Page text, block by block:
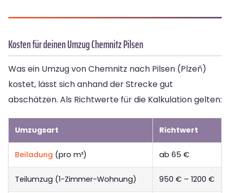
Kosten für deinen Umzug Chemnitz Pilsen
Was ein Umzug von Chemnitz nach Pilsen (Plzeň)
kostet, lässt sich anhand der Strecke gut
abschätzen. Als Richtwerte für die Kalkulation gelten:
Umzugsart Richtwert
Beiladung (pro m³) ab 65 €
Teilumzug (1-Zimmer-Wohnung) 950 € – 1200 €